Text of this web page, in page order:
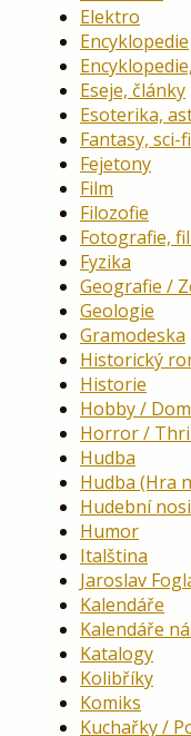
Elektro
Encyklopedie
Eseje, články
Esoterika,
Fantasy, sci-fi
Fejetony
Film
Filozofie
Fotografie,
Fyzika
Geografie /
Geologie
Gramodeska
Historický
Historie
Hobby /
Horror /
Hudba
Hudba (Hra
Hudební
Humor
Italština
Jaroslav
Kalendáře
Kalendáře
Katalogy
Kolibříky
Komiks
Kuchařky /